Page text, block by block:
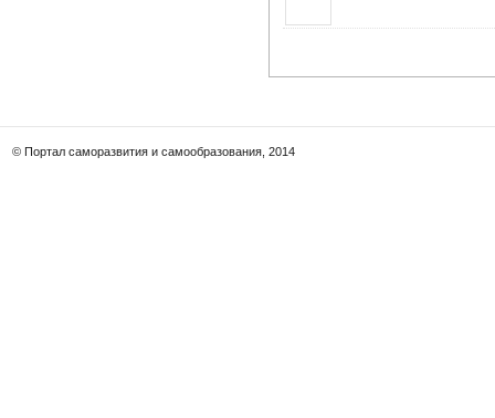
© Портал саморазвития и самообразования, 2014